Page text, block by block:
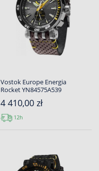
Vostok Europe Energia
Rocket YN84575A539
4 410,00 zł
12h